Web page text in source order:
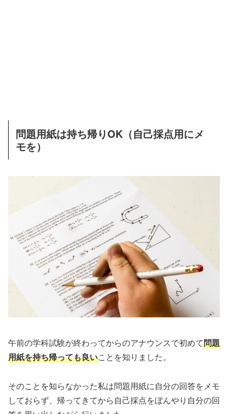
問題用紙は持ち帰りOK（自己採点用にメ
モを）
午前の学科試験が終わってからのアナウンスで初めて問題
用紙を持ち帰っても良いことを知りました。
そのことを知らなかった私は問題用紙に自分の回答をメモ
しておらず、帰ってきてから自己採点をぼんやり自分の回